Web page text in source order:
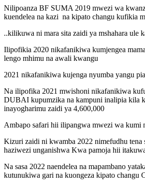
Nilipoanza BF SUMA 2019 mwezi wa
kuendelea na kazi na kipato changu kufikia
..kilikuwa ni mara sita zaidi ya mshahara ule
Ilipofikia 2020 nikafanikiwa kumjengea
lengo mhimu na awali kwangu
2021 nikafanikiwa kujenga nyumba yangu pia
Na ilipofika 2021 mwishoni nikafanikiwa
DUBAI kupumzika na kampuni inalipia kila
inayogharimu zaidi ya 4,600,000
Ambapo safari hii ilipangwa mwezi wa kumi
Kizuri zaidi ni kwamba 2022 nimefudhu tena
haziwezi unganishwa Kwa pamoja hii
Na sasa 2022 naendelea na mapambano
kutunukiwa gari na kuongeza kipato changu